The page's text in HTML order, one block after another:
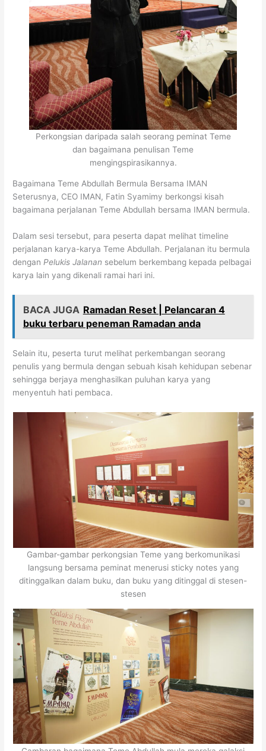
Perkongsian daripada salah seorang peminat Teme
dan bagaimana penulisan Teme
mengingspirasikannya.
Bagaimana Teme Abdullah Bermula Bersama IMAN
Seterusnya, CEO IMAN, Fatin Syamimy berkongsi kisah
bagaimana perjalanan Teme Abdullah bersama IMAN bermula.
Dalam sesi tersebut, para peserta dapat melihat timeline
perjalanan karya-karya Teme Abdullah. Perjalanan itu bermula
dengan Pelukis Jalanan sebelum berkembang kepada pelbagai
karya lain yang dikenali ramai hari ini.
BACA JUGA Ramadan Reset | Pelancaran 4
buku terbaru peneman Ramadan anda
Selain itu, peserta turut melihat perkembangan seorang
penulis yang bermula dengan sebuah kisah kehidupan sebenar
sehingga berjaya menghasilkan puluhan karya yang
menyentuh hati pembaca.
Gambar-gambar perkongsian Teme yang berkomunikasi
langsung bersama peminat menerusi sticky notes yang
ditinggalkan dalam buku, dan buku yang ditinggal di stesen-
stesen